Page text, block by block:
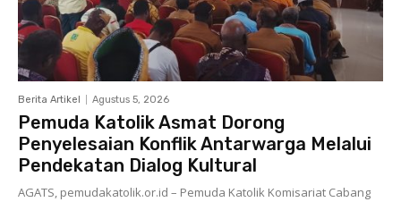
Berita Artikel Agustus 5, 2026
Pemuda Katolik Asmat Dorong
Penyelesaian Konflik Antarwarga Melalui
Pendekatan Dialog Kultural
AGATS, pemudakatolik.or.id – Pemuda Katolik Komisariat Cabang